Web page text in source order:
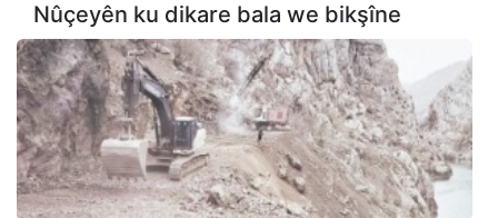
Nûçeyên ku dikare bala we bikşîne